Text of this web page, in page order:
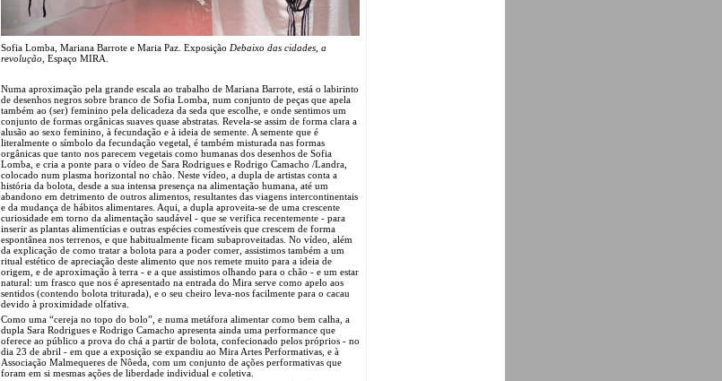
Sofia Lomba, Mariana Barrote e Maria Paz. Exposição Debaixo das cidades, a
revolução , Espaço MIRA.
Numa aproximação pela grande escala ao trabalho de Mariana Barrote, está o labirinto
de desenhos negros sobre branco de Sofia Lomba, num conjunto de peças que apela
também ao (ser) feminino pela delicadeza da seda que escolhe, e onde sentimos um
conjunto de formas orgânicas suaves quase abstratas. Revela-se assim de forma clara a
alusão ao sexo feminino, à fecundação e à ideia de semente. A semente que é
literalmente o símbolo da fecundação vegetal, é também misturada nas formas
orgânicas que tanto nos parecem vegetais como humanas dos desenhos de Sofia
Lomba, e cria a ponte para o vídeo de Sara Rodrigues e Rodrigo Camacho /Landra,
colocado num plasma horizontal no chão. Neste vídeo, a dupla de artistas conta a
história da bolota, desde a sua intensa presença na alimentação humana, até um
abandono em detrimento de outros alimentos, resultantes das viagens intercontinentais
e da mudança de hábitos alimentares. Aqui, a dupla aproveita-se de uma crescente
curiosidade em torno da alimentação saudável - que se verifica recentemente - para
inserir as plantas alimentícias e outras espécies comestíveis que crescem de forma
espontânea nos terrenos, e que habitualmente ficam subaproveitadas. No vídeo, além
da explicação de como tratar a bolota para a poder comer, assistimos também a um
ritual estético de apreciação deste alimento que nos remete muito para a ideia de
origem, e de aproximação à terra - e a que assistimos olhando para o chão - e um estar
natural: um frasco que nos é apresentado na entrada do Mira serve como apelo aos
sentidos (contendo bolota triturada), e o seu cheiro leva-nos facilmente para o cacau
devido à proximidade olfativa.
Como uma “cereja no topo do bolo”, e numa metáfora alimentar como bem calha, a
dupla Sara Rodrigues e Rodrigo Camacho apresenta ainda uma performance que
oferece ao público a prova do chá a partir de bolota, confecionado pelos próprios - no
dia 23 de abril - em que a exposição se expandiu ao Mira Artes Performativas, e à
Associação Malmequeres de Nôeda, com um conjunto de ações performativas que
foram em si mesmas ações de liberdade individual e coletiva.